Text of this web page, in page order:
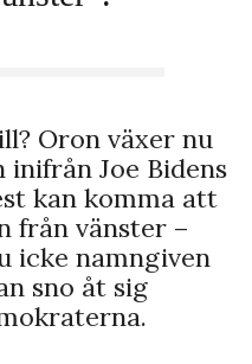
Oron växer nu
Joe Bidens
kan komma att
från vänster –
icke namngiven
sno åt sig